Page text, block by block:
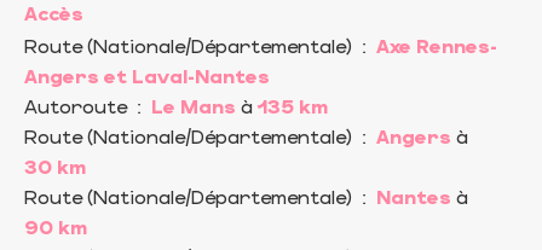
Accès
Route (Nationale/Départementale) : Axe Rennes-
Angers et Laval-Nantes
Autoroute: Le Mans à 135 km
Route (Nationale/Départementale) : Angers à
30 km
Route (Nationale/Départementale) : Nantes à
90 km